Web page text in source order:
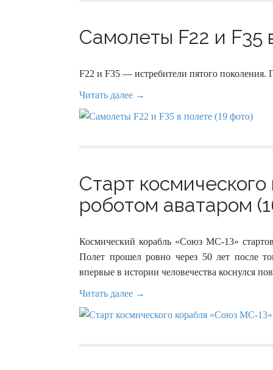
Самолеты F22 и F35
F22 и F35 — истребители пятого поколения.
Читать далее →
Старт
роботом аватаром
Космический корабль «Союз МС-13»
Полет прошел ровно через 50 лет после
впервые в истории человечества коснулся
Читать далее →